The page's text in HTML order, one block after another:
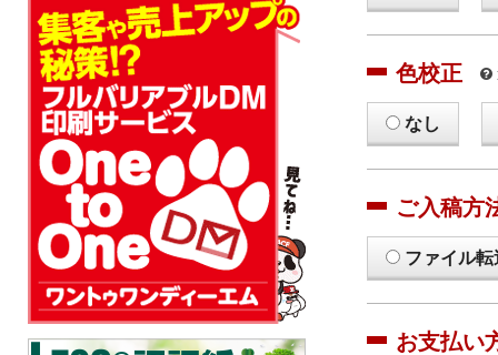
色校正
なし
ご入稿方
ファイル
お支払い